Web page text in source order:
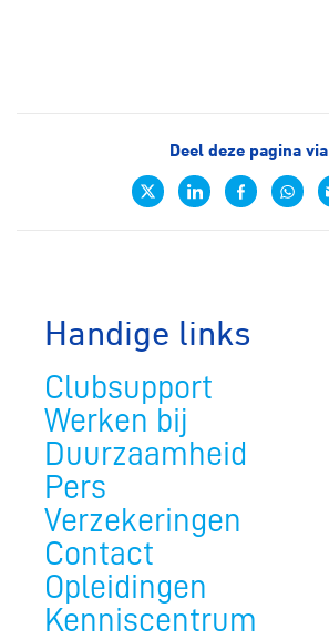
Deel deze pagina via
Handige links
Clubsupport
Werken bij
Duurzaamheid
Pers
Verzekeringen
Contact
Opleidingen
Kenniscentrum